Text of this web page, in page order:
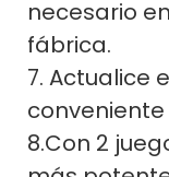
necesario
fábrica.
7. Actualice
8.Con 2